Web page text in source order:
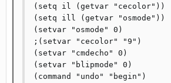
(setq il (getvar "cecolor"))
(setq ill (getvar "osmode"))
(setvar "osmode" 0)
;(setvar "cecolor" "9")
(setvar "cmdecho" 0)
(setvar "blipmode" 0)
(command "undo" "begin")